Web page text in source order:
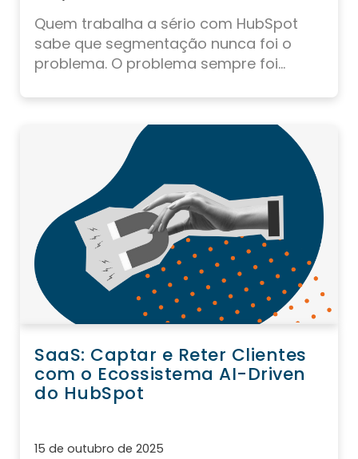
Quem trabalha a sério com HubSpot
sabe que segmentação nunca foi o
problema. O problema sempre foi...
SaaS: Captar e Reter Clientes
com o Ecossistema AI-Driven
do HubSpot
15 de outubro de 2025